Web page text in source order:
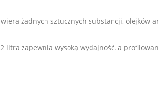
żadnych sztucznych substancji, olejków
litra zapewnia wysoką wydajność, a